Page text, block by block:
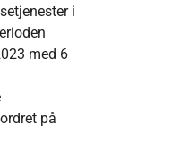
i
med 6
på